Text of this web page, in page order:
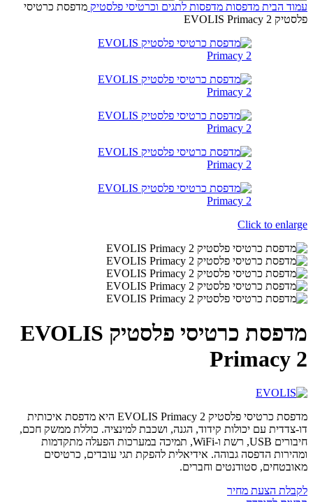
עמוד הבית מדפסות מדפסות לתגים וכרטיסי פלסטיק מדפסת כרטיסי
פלסטיק EVOLIS Primacy 2
Click to enlarge
מדפסת כרטיסי פלסטיק EVOLIS
Primacy 2
מדפסת כרטיסי פלסטיק EVOLIS Primacy 2 היא מדפסת איכותית
דו-צדדית עם יכולות קידוד, הגנה, ושכבת למינציה. כוללת ממשק חכם,
חיבורים USB, רשת ו-WiFi, תמיכה במערכות הפעלה מתקדמות
ומהירות הדפסה גבוהה. אידיאלית להפקת תגי עובדים, כרטיסים
מאובטחים, סטודנטים וחברים.
לקבלת הצעת מחיר